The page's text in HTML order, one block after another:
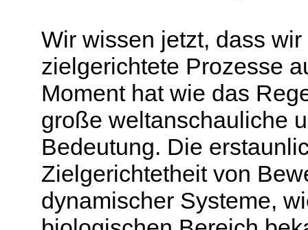
Wir wissen jetzt, dass
zielgerichtete Prozesse
Moment hat wie das
große weltanschauliche
Bedeutung. Die
Zielgerichtetheit von
dynamischer Systeme,